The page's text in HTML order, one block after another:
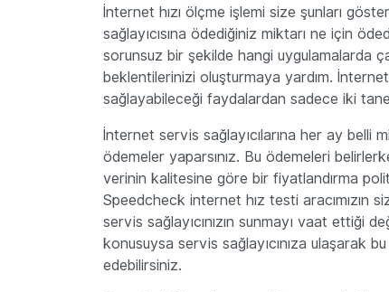
İnternet hızı ölçme işlemi size şunları
sağlayıcısına ödediğiniz miktarı ne için
sorunsuz bir şekilde hangi uygulamalarda
beklentilerinizi oluşturmaya yardım. İnternet
sağlayabileceği faydalardan sadece iki
İnternet servis sağlayıcılarına her ay belli
ödemeler yaparsınız. Bu ödemeleri
verinin kalitesine göre bir fiyatlandırma
Speedcheck internet hız testi aracımızın
servis sağlayıcınızın sunmayı vaat ettiği
konusuysa servis sağlayıcınıza ulaşarak
edebilirsiniz.